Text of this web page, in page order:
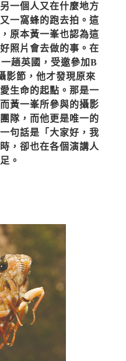
一個人又在什麼地方
一窩蜂的跑去拍。這
原本黃一峯也認為這
照片會去做的事。在
趟英國，受邀參加B
影節，他才發現原來
生命的起點。那是一
黃一峯所參與的攝影
隊，而他更是唯一的
句話是「大家好，我
，卻也在各個演講人
。